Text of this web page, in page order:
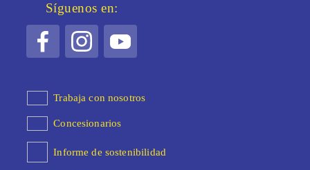
Síguenos en:
Trabaja con nosotros
Concesionarios
Informe de sostenibilidad